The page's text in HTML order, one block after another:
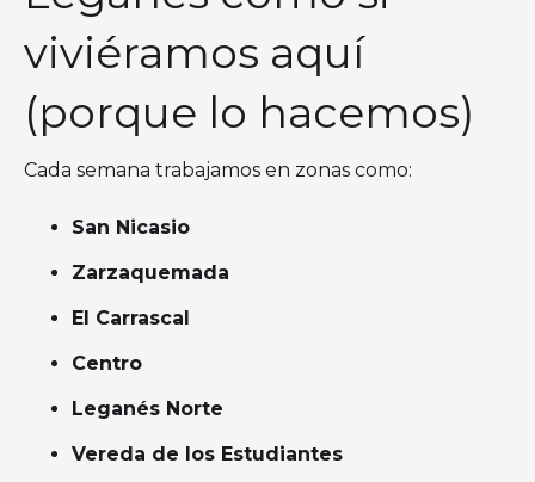
viviéramos aquí
(porque lo hacemos)
Cada semana trabajamos en zonas como:
San Nicasio
Zarzaquemada
El Carrascal
Centro
Leganés Norte
Vereda de los Estudiantes